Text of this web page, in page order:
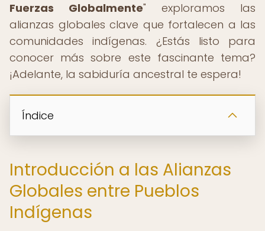
Fuerzas Globalmente" exploramos las
alianzas globales clave que fortalecen a las
comunidades indígenas. ¿Estás listo para
conocer más sobre este fascinante tema?
¡Adelante, la sabiduría ancestral te espera!
Índice
Introducción a las Alianzas
Globales entre Pueblos
Indígenas